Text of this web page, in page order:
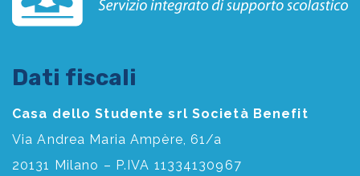
Dati fiscali
Casa dello Studente srl Società Benefit
Via Andrea Maria Ampère, 61/a
20131 Milano – P.IVA 11334130967